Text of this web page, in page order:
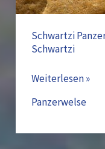
Schwartzi
Schwartzi
Weiterlesen »
Panzerwelse